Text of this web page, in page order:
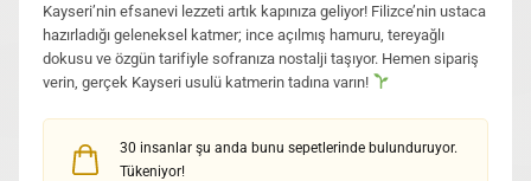
Kayseri’nin efsanevi lezzeti artık kapınıza geliyor! Filizce’nin ustaca
hazırladığı geleneksel katmer; ince açılmış hamuru, tereyağlı
dokusu ve özgün tarifiyle sofranıza nostalji taşıyor. Hemen sipariş
verin, gerçek Kayseri usulü katmerin tadına varın!
30 insanlar şu anda bunu sepetlerinde bulunduruyor.
Tükeniyor!